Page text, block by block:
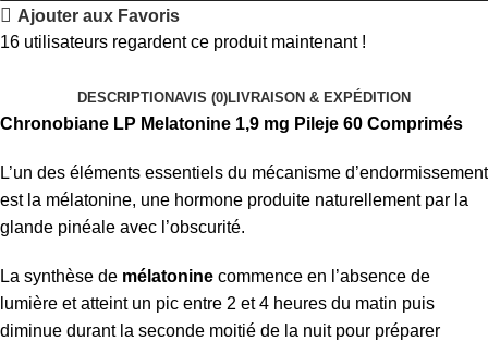
Ajouter aux Favoris
16 utilisateurs regardent ce produit maintenant !
DESCRIPTIONAVIS (0)LIVRAISON & EXPÉDITION
Chronobiane LP Melatonine 1,9 mg Pileje 60 Comprimés
L’un des éléments essentiels du mécanisme d’endormissement
est la mélatonine, une hormone produite naturellement par la
glande pinéale avec l’obscurité.
La synthèse de mélatonine commence en l’absence de
lumière et atteint un pic entre 2 et 4 heures du matin puis
diminue durant la seconde moitié de la nuit pour préparer